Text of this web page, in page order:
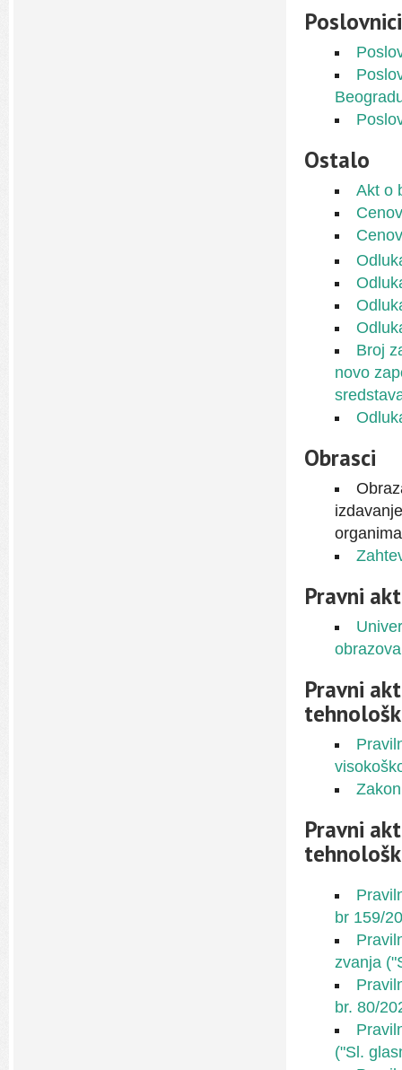
Poslovnici
Ostalo
Akt o
Broj
novo
Obrasci
Pravni
Pravni
Pravni
br 159/
zvanja
br. 80/
("Sl.